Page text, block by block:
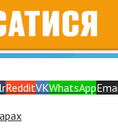
RedditVKWhatsApp